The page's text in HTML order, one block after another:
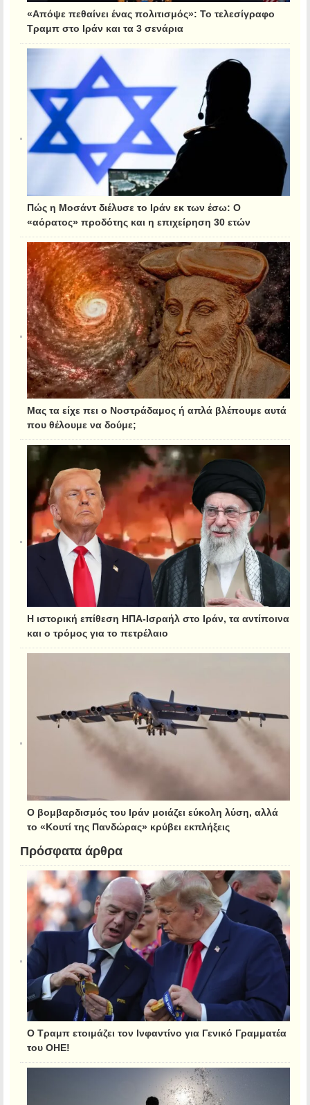
«Απόψε πεθαίνει ένας πολιτισμός»: Το τελεσίγραφο
Τραμπ στο Ιράν και τα 3 σενάρια
Πώς η Μοσάντ διέλυσε το Ιράν εκ των έσω: Ο
«αόρατος» προδότης και η επιχείρηση 30 ετών
Μας τα είχε πει ο Νοστράδαμος ή απλά βλέπουμε αυτά
που θέλουμε να δούμε;
Η ιστορική επίθεση ΗΠΑ-Ισραήλ στο Ιράν, τα αντίποινα
και ο τρόμος για το πετρέλαιο
Ο βομβαρδισμός του Ιράν μοιάζει εύκολη λύση, αλλά
το «Κουτί της Πανδώρας» κρύβει εκπλήξεις
Πρόσφατα άρθρα
Ο Τραμπ ετοιμάζει τον Ινφαντίνο για Γενικό Γραμματέα
του ΟΗΕ!